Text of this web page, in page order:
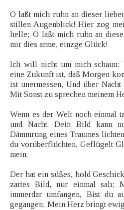
O laßt mich ruhn an dieser
stillen Augenblick! Hier zog
helle; O laßt mich ruhn an
mir dies arme, einzge Glück!
Ich will nicht um mich schaun;
eine Zukunft ist, daß Morgen
ist unermessen, Und über
Mit Sonst zu sprechen meinem
Wenn es der Welt noch einmal
und Nacht. Dein Bild kann
Dämmrung eines Traumes
du vorüberflüchten, Geflügelt
mein.
Der hat ein süßes, hold
zartes Bild, nur einmal sah;
immerdar umfangen, Bist du
gegangen; Mein Herz bringt